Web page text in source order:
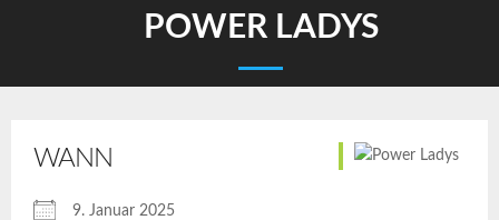
POWER LADYS
WANN
9. Januar 2025